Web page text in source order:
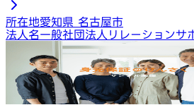
所在地愛知県 名古屋市
法人名一般社団法人リレーションサ